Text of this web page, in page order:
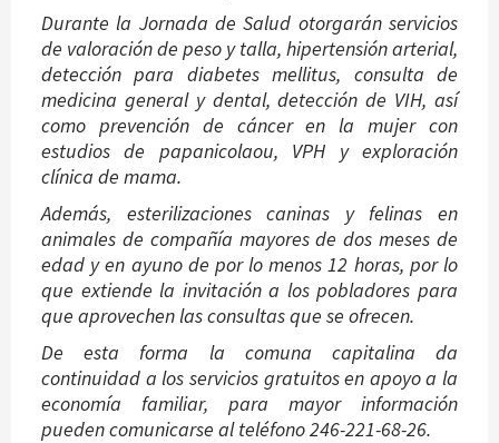
Durante la Jornada de Salud otorgarán servicios
de valoración de peso y talla, hipertensión arterial,
detección para diabetes mellitus, consulta de
medicina general y dental, detección de VIH, así
como prevención de cáncer en la mujer con
estudios de papanicolaou, VPH y exploración
clínica de mama.
Además, esterilizaciones caninas y felinas en
animales de compañía mayores de dos meses de
edad y en ayuno de por lo menos 12 horas, por lo
que extiende la invitación a los pobladores para
que aprovechen las consultas que se ofrecen.
De esta forma la comuna capitalina da
continuidad a los servicios gratuitos en apoyo a la
economía familiar, para mayor información
pueden comunicarse al teléfono 246-221-68-26.